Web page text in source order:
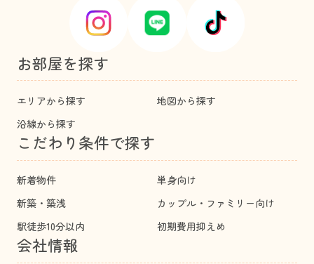
お部屋を探す
エリアから探す
地図から探す
沿線から探す
こだわり条件で探す
新着物件
単身向け
新築・築浅
カップル・ファミリー向け
駅徒歩10分以内
初期費用抑えめ
会社情報